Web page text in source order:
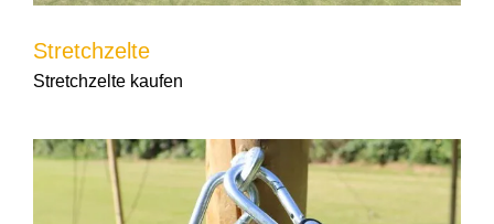
Stretchzelte
Stretchzelte kaufen